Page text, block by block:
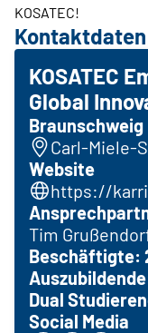
KOSATEC!
Kontaktdaten
KOSATEC
Global
Braunschweig
Carl-Miele-
Website
https://
Tim
Beschäftigte:
Dual
Social Media